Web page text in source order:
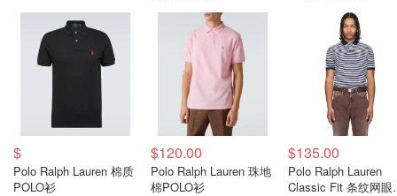
$
Polo Ralph Lauren 棉质
POLO衫
$120.00
Polo Ralph Lauren 珠地
棉POLO衫
$135.00
Polo Ralph Lauren
Classic Fit 条纹网眼